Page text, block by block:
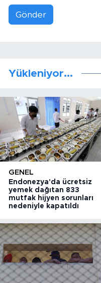
Gönder
Yükleniyor...
GENEL
Endonezya'da ücretsiz
yemek dağıtan 833
mutfak hijyen sorunları
nedeniyle kapatıldı